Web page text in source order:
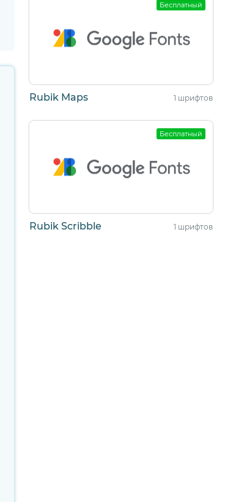
Бесплатный
Rubik Maps 1 шрифтов
Бесплатный
Rubik Scribble 1 шрифтов